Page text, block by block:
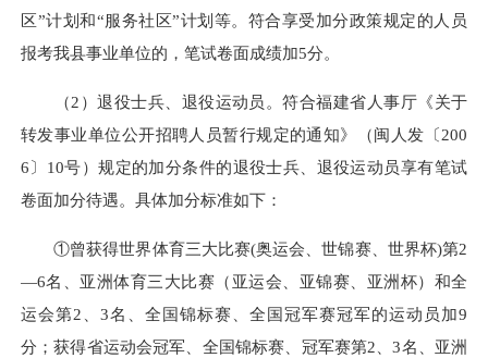
区”计划和“服务社区”计划等。符合享受加分政策规定的人员
报考我县事业单位的，笔试卷面成绩加5分。
（2）退役士兵、退役运动员。符合福建省人事厅《关于
转发事业单位公开招聘人员暂行规定的通知》（闽人发〔200
6〕10号）规定的加分条件的退役士兵、退役运动员享有笔试
卷面加分待遇。具体加分标准如下：
①曾获得世界体育三大比赛(奥运会、世锦赛、世界杯)第2
—6名、亚洲体育三大比赛（亚运会、亚锦赛、亚洲杯）和全
运会第2、3名、全国锦标赛、全国冠军赛冠军的运动员加9
分；获得省运动会冠军、全国锦标赛、冠军赛第2、3名、亚洲